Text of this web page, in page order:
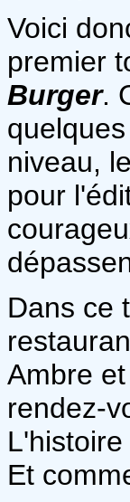
Voici
premier
Burger.
niveau,
pour
Dans ce
Ambre
rendez-
Et